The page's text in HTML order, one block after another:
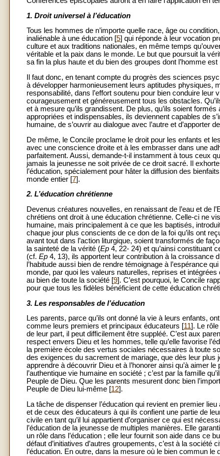
1. Droit universel à l’éducation
Tous les hommes de n’importe quelle race, âge ou
inaliénable à une éducation [5] qui réponde à leur vocation
culture et aux traditions nationales, en même temps
véritable et la paix dans le monde. Le but que poursuit la
sa fin la plus haute et du bien des groupes dont l’homme
Il faut donc, en tenant compte du progrès des sciences
à développer harmonieusement leurs aptitudes physiques,
responsabilité, dans l’effort soutenu pour bien conduire
courageusement et généreusement tous les obstacles.
et à mesure qu’ils grandissent. De plus, qu’ils soient
appropriées et indispensables, ils deviennent capables de
humaine, de s’ouvrir au dialogue avec l’autre et
De même, le Concile proclame le droit pour les enfants et
avec une conscience droite et à les embrasser dans une
parfaitement. Aussi, demande-t-il instamment à tous ceux
jamais la jeunesse ne soit privée de ce droit sacré. Il
l’éducation, spécialement pour hâter la diffusion des
monde entier [7].
2. L’éducation chrétienne
Devenus créatures nouvelles, en renaissant de l’eau et de
chrétiens ont droit à une éducation chrétienne. Celle-ci ne
humaine, mais principalement à ce que les baptisés,
chaque jour plus conscients de ce don de la foi qu’ils ont
avant tout dans l’action liturgique, soient transformés de
la sainteté de la vérité (Ep 4, 22- 24) et qu’ainsi constituant
(cf. Ep 4, 13), ils apportent leur contribution à la croissance
l’habitude aussi bien de rendre témoignage à l’espérance
monde, par quoi les valeurs naturelles, reprises et
au bien de toute la société [9]. C’est pourquoi, le Concile
pour que tous les fidèles bénéficient de cette éducation
3. Les responsables de l’éducation
Les parents, parce qu’ils ont donné la vie à leurs enfants,
comme leurs premiers et principaux éducateurs [11]. Le
de leur part, il peut difficilement être suppléé. C’est aux
respect envers Dieu et les hommes, telle qu’elle favorise
la première école des vertus sociales nécessaires à toute
des exigences du sacrement de mariage, que dès leur
apprendre à découvrir Dieu et à l’honorer ainsi qu’à aimer
l’authentique vie humaine en société ; c’est par la famille
Peuple de Dieu. Que les parents mesurent donc bien
Peuple de Dieu lui-même [12].
La tâche de dispenser l’éducation qui revient en premier
et de ceux des éducateurs à qui ils confient une partie de
civile en tant qu’il lui appartient d’organiser ce qui est
l’éducation de la jeunesse de multiples manières. Elle
un rôle dans l’éducation ; elle leur fournit son aide dans ce
défaut d’initiatives d’autres groupements, c’est à la
l’éducation. En outre, dans la mesure où le bien commun